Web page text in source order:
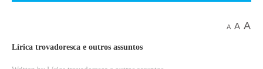
A A A
Lírica trovadoresca e outros assuntos